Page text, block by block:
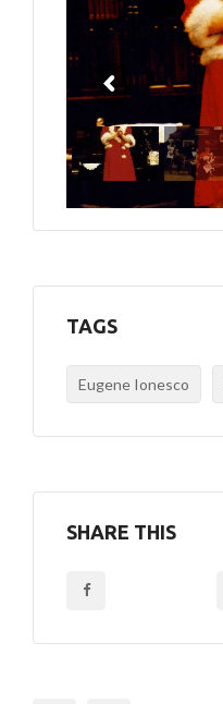
TAGS
Eugene Ionesco
SHARE THIS